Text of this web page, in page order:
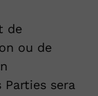
de
ou de
sera